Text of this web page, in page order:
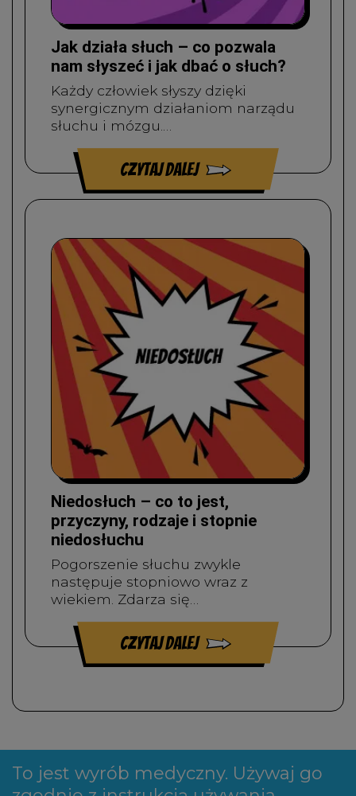
Jak działa słuch – co pozwala
nam słyszeć i jak dbać o słuch?
Każdy człowiek słyszy dzięki
synergicznym działaniom narządu
słuchu i mózgu.…
czytaj dalej
Niedosłuch – co to jest,
przyczyny, rodzaje i stopnie
niedosłuchu
Pogorszenie słuchu zwykle
następuje stopniowo wraz z
wiekiem. Zdarza się…
czytaj dalej
To jest wyrób medyczny. Używaj go